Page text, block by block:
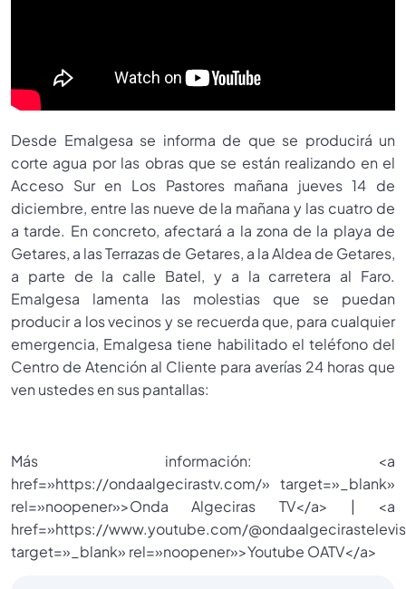
Desde Emalgesa se informa de que se producirá un
corte agua por las obras que se están realizando en el
Acceso Sur en Los Pastores mañana jueves 14 de
diciembre, entre las nueve de la mañana y las cuatro de
a tarde. En concreto, afectará a la zona de la playa de
Getares, a las Terrazas de Getares, a la Aldea de Getares,
a parte de la calle Batel, y a la carretera al Faro.
Emalgesa lamenta las molestias que se puedan
producir a los vecinos y se recuerda que, para cualquier
emergencia, Emalgesa tiene habilitado el teléfono del
Centro de Atención al Cliente para averías 24 horas que
ven ustedes en sus pantallas:
Más información: <a
href=»https://ondaalgecirastv.com/» target=»_blank»
rel=»noopener»>Onda Algeciras TV</a> | <a
href=»https://www.youtube.com/
target=»_blank» rel=»noopener»>Youtube OATV</a>